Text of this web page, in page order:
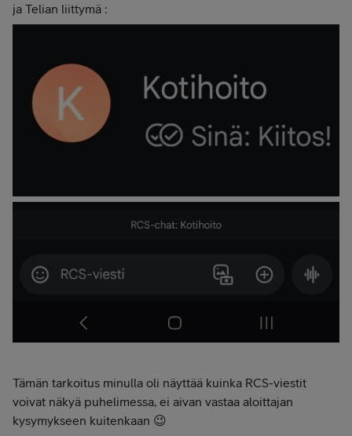
ja Telian liittymä :
Tämän tarkoitus minulla oli näyttää kuinka RCS-viestit
voivat näkyä puhelimessa, ei aivan vastaa aloittajan
kysymykseen kuitenkaan 😉